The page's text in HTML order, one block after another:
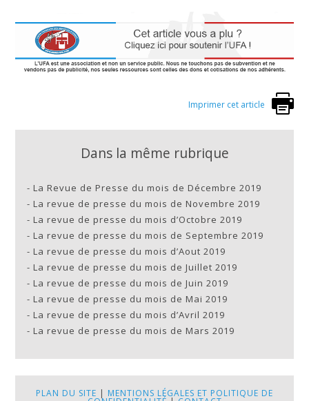
Imprimer cet article
Dans la même rubrique
-La Revue de Presse du mois de Décembre 2019
-La revue de presse du mois de Novembre 2019
-La revue de presse du mois d’Octobre 2019
-La revue de presse du mois de Septembre 2019
-La revue de presse du mois d’Aout 2019
-La revue de presse du mois de Juillet 2019
-La revue de presse du mois de Juin 2019
-La revue de presse du mois de Mai 2019
-La revue de presse du mois d’Avril 2019
-La revue de presse du mois de Mars 2019
PLAN DU SITE | MENTIONS LÉGALES ET POLITIQUE DE